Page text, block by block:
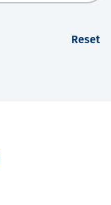
Reset